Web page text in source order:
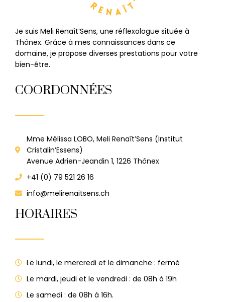
Je suis Meli Renaît’Sens, une réflexologue située à
Thônex. Grâce à mes connaissances dans ce
domaine, je propose diverses prestations pour votre
bien-être.
COORDONNÉES
Mme Mélissa LOBO, Meli Renaît’Sens (Institut
Cristalin’Essens)
Avenue Adrien-Jeandin 1, 1226 Thônex
+41 (0) 79 521 26 16
info@melirenaitsens.ch
HORAIRES
Le lundi, le mercredi et le dimanche : fermé
Le mardi, jeudi et le vendredi : de 08h à 19h
Le samedi : de 08h à 16h.